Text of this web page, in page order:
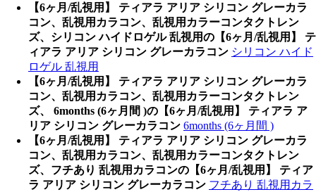
【6ヶ月/乱視用】 ティアラ アリア シリコン グレーカラ
コン、乱視用カラコン、乱視用カラーコンタクトレン
ズ、シリコン ハイドロゲル 乱視用の【6ヶ月/乱視用】 テ
ィアラ アリア シリコン グレーカラコン シリコン ハイド
ロゲル 乱視用
【6ヶ月/乱視用】 ティアラ アリア シリコン グレーカラ
コン、乱視用カラコン、乱視用カラーコンタクトレン
ズ、 6months (6ヶ月間 )の【6ヶ月/乱視用】 ティアラ ア
リア シリコン グレーカラコン 6months (6ヶ月間 )
【6ヶ月/乱視用】 ティアラ アリア シリコン グレーカラ
コン、乱視用カラコン、乱視用カラーコンタクトレン
ズ、フチあり 乱視用カラコンの【6ヶ月/乱視用】 ティア
ラ アリア シリコン グレーカラコン フチあり 乱視用カラ